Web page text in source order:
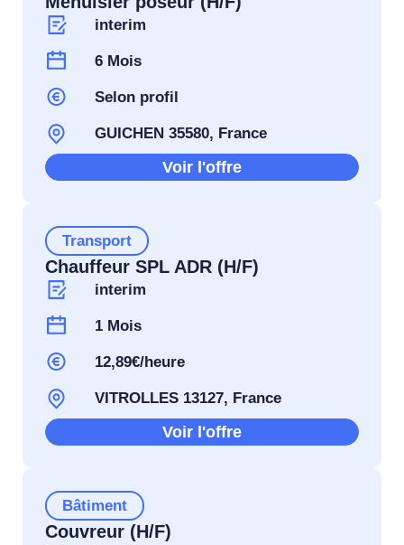
interim
6 Mois
Selon profil
GUICHEN 35580, France
Voir l'offre
Transport
Chauffeur SPL ADR (H/F)
interim
1 Mois
12,89€/heure
VITROLLES 13127, France
Voir l'offre
Bâtiment
Couvreur (H/F)